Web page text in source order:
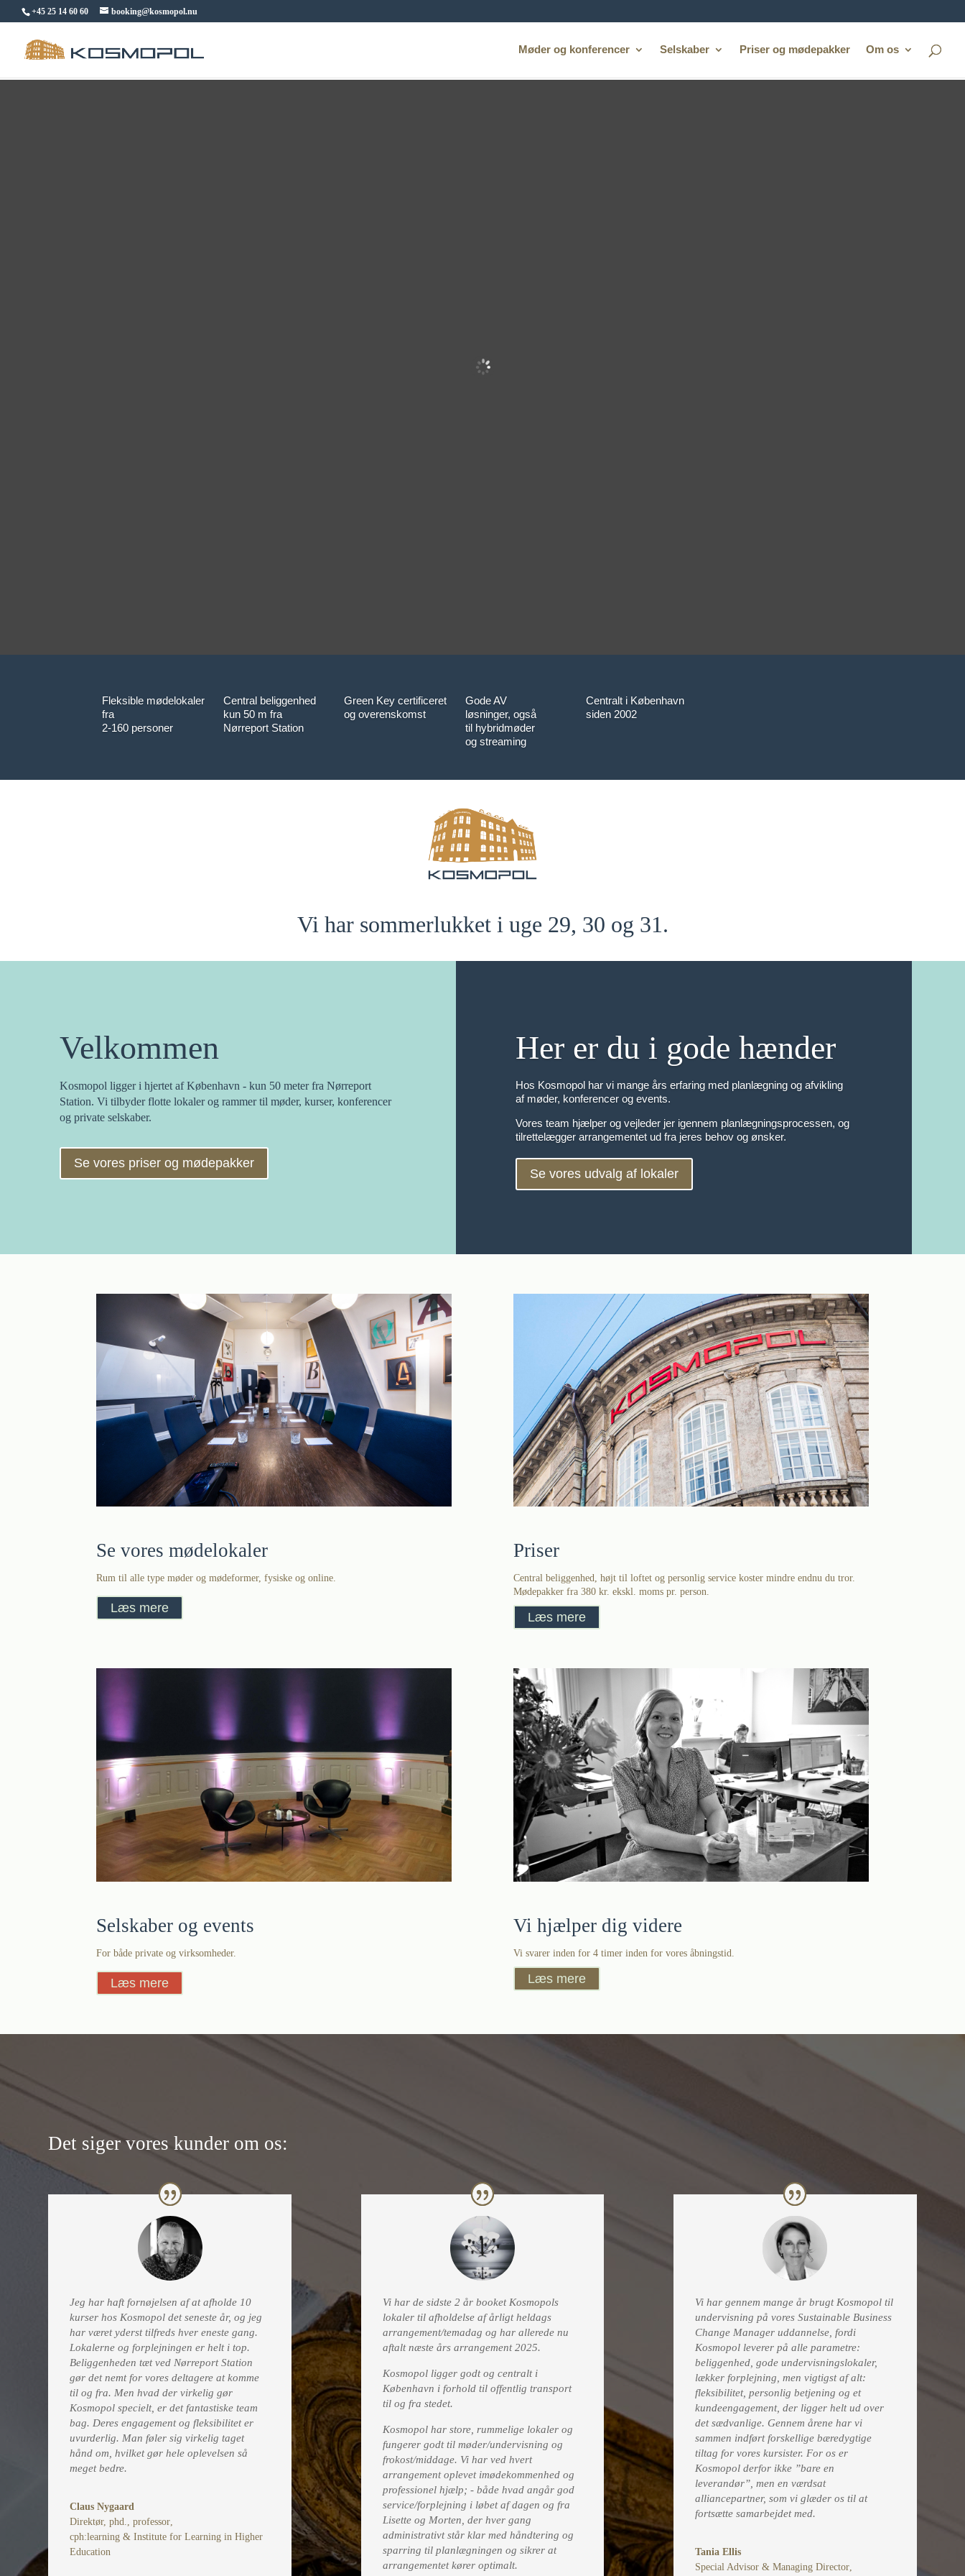
+45 25 14 60 60 booking@kosmopol.nu
Møder og konferencer Selskaber Priser og mødepakker Om os
Fleksible mødelokaler
fra
2-160 personer
Central beliggenhed
kun 50 m fra
Nørreport Station
Green Key certificeret
og overenskomst
Gode AV
løsninger, også
til hybridmøder
og streaming
Centralt i København
siden 2002
Vi har sommerlukket i uge 29, 30 og 31.
Velkommen
Kosmopol ligger i hjertet af København - kun 50 meter fra Nørreport
Station. Vi tilbyder flotte lokaler og rammer til møder, kurser, konferencer
og private selskaber.
Se vores priser og mødepakker
Her er du i gode hænder
Hos Kosmopol har vi mange års erfaring med planlægning og afvikling
af møder, konferencer og events.
Vores team hjælper og vejleder jer igennem planlægningsprocessen, og
tilrettelægger arrangementet ud fra jeres behov og ønsker.
Se vores udvalg af lokaler
Se vores mødelokaler
Rum til alle type møder og mødeformer, fysiske og online.
Læs mere
Priser
Central beliggenhed, højt til loftet og personlig service koster mindre endnu du tror.
Mødepakker fra 380 kr. ekskl. moms pr. person.
Læs mere
Selskaber og events
For både private og virksomheder.
Læs mere
Vi hjælper dig videre
Vi svarer inden for 4 timer inden for vores åbningstid.
Læs mere
Det siger vores kunder om os:
Jeg har haft fornøjelsen af at afholde 10
kurser hos Kosmopol det seneste år, og jeg
har været yderst tilfreds hver eneste gang.
Lokalerne og forplejningen er helt i top.
Beliggenheden tæt ved Nørreport Station
gør det nemt for vores deltagere at komme
til og fra. Men hvad der virkelig gør
Kosmopol specielt, er det fantastiske team
bag. Deres engagement og fleksibilitet er
uvurderlig. Man føler sig virkelig taget
hånd om, hvilket gør hele oplevelsen så
meget bedre.
Claus Nygaard
Direktør, phd., professor
cph:learning & Institute for Learning in Higher
Education
Vi har de sidste 2 år booket Kosmopols
lokaler til afholdelse af årligt heldags
arrangement/temadag og har allerede nu
aftalt næste års arrangement 2025.
Kosmopol ligger godt og centralt i
København i forhold til offentlig transport
til og fra stedet.
Kosmopol har store, rummelige lokaler og
fungerer godt til møder/undervisning og
frokost/middage. Vi har ved hvert
arrangement oplevet imødekommenhed og
professionel hjælp; - både hvad angår god
service/forplejning i løbet af dagen og fra
Lisette og Morten, der hver gang
administrativt står klar med håndtering og
sparring til planlægningen og sikrer at
arrangementet kører optimalt.
Vi har gennem mange år brugt Kosmopol til
undervisning på vores Sustainable Business
Change Manager uddannelse, fordi
Kosmopol leverer på alle parametre:
beliggenhed, gode undervisningslokaler,
lækker forplejning, men vigtigst af alt:
fleksibilitet, personlig betjening og et
kundeengagement, der ligger helt ud over
det sædvanlige. Gennem årene har vi
sammen indført forskellige bæredygtige
tiltag for vores kursister. For os er
Kosmopol derfor ikke ”bare en
leverandør”, men en værdsat
alliancepartner, som vi glæder os til at
fortsætte samarbejdet med.
Tania Ellis
Special Advisor & Managing Director